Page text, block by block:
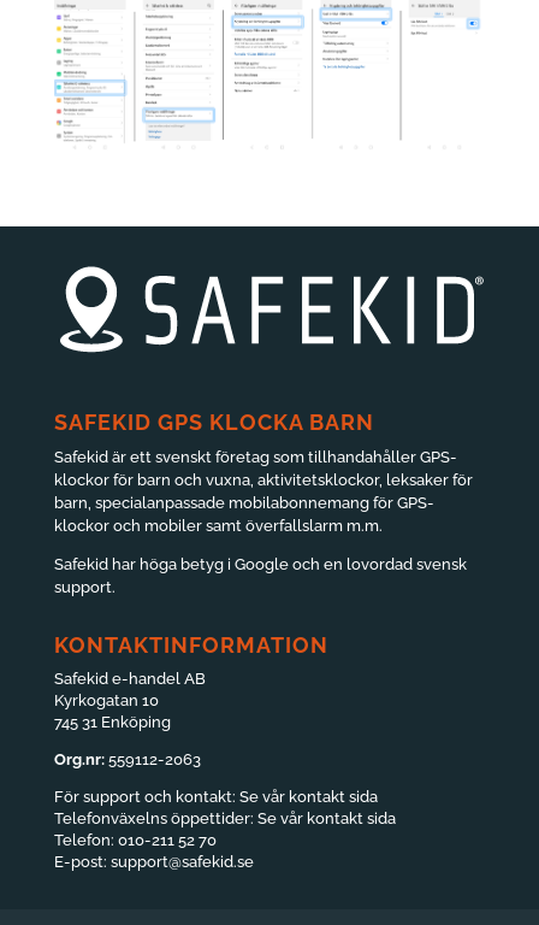
SAFEKID GPS KLOCKA BARN
Safekid är ett svenskt företag som tillhandahåller GPS-
klockor för barn och vuxna, aktivitetsklockor, leksaker för
barn, specialanpassade mobilabonnemang för GPS-
klockor och mobiler samt överfallslarm m.m.
Safekid har höga betyg i Google och en lovordad svensk
support.
KONTAKTINFORMATION
Safekid e-handel AB
Kyrkogatan 10
745 31 Enköping
Org.nr:559112-2063
För support och kontakt: Se vår kontakt sida
Telefonväxelns öppettider: Se vår kontakt sida
Telefon: 010-211 52 70
E-post: support@safekid.se